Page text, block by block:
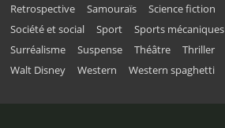
Retrospective
Samouraïs Science fiction
Société et social
Sport Sports mécaniques
Surréalisme
Suspense Théâtre Thriller
Walt Disney
Western Western spaghetti